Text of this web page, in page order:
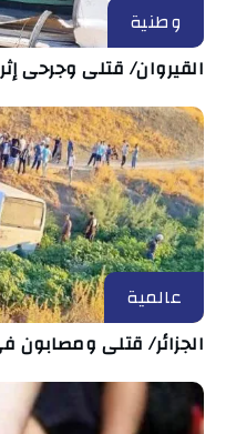
وطنية
القيروان/ قتلى وجرحى
عالمية
الجزائر/ قتلى